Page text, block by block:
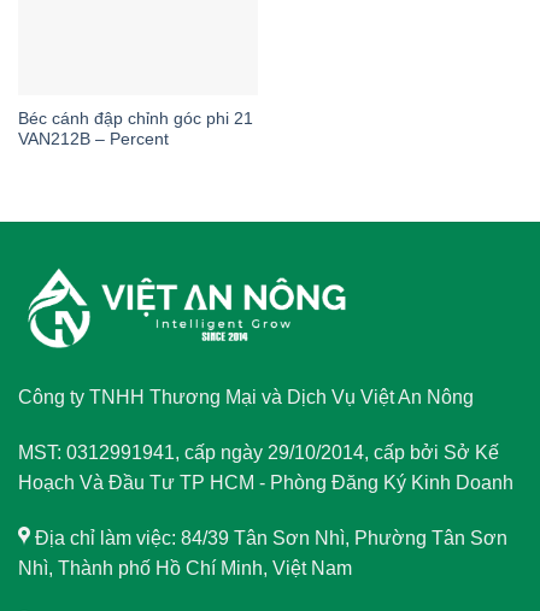
Béc cánh đập chỉnh góc phi 21
VAN212B – Percent
Công ty TNHH Thương Mại và Dịch Vụ Việt An Nông
MST: 0312991941, cấp ngày 29/10/2014, cấp bởi Sở Kế
Hoạch Và Đầu Tư TP HCM - Phòng Đăng Ký Kinh Doanh
Địa chỉ làm việc: 84/39 Tân Sơn Nhì, Phường Tân Sơn
Nhì, Thành phố Hồ Chí Minh, Việt Nam